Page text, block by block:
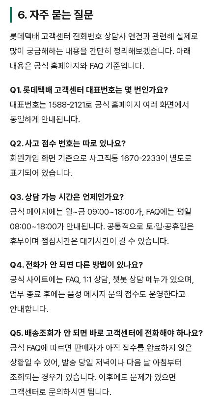
6. 자주 묻는 질문
롯데택배 고객센터 전화번호 상담사 연결과 관련해 실제로
많이 궁금해하는 내용을 간단히 정리해보겠습니다. 아래
내용은 공식 홈페이지와 FAQ 기준입니다.
Q1. 롯데택배 고객센터 대표번호는 몇 번인가요?
대표번호는 1588-2121로 공식 홈페이지 여러 화면에서
동일하게 안내됩니다.
Q2. 사고 접수 번호는 따로 있나요?
회원가입 화면 기준으로 사고직통 1670-2233이 별도로
표기되어 있습니다.
Q3. 상담 가능 시간은 언제인가요?
공식 페이지에는 월~금 09:00~18:00가, FAQ에는 평일
08:00~18:00가 안내됩니다. 공통적으로 토·일·공휴일은
휴무이며 점심시간은 대기시간이 길 수 있습니다.
Q4. 전화가 안 되면 다른 방법이 있나요?
공식 사이트에는 FAQ, 1:1 상담, 챗봇 상담 메뉴가 있으며,
업무 종료 후에는 음성 메시지 문의 접수도 운영한다고
안내합니다.
Q5. 배송조회가 안 되면 바로 고객센터에 전화해야 하나요?
공식 FAQ에 따르면 판매자가 아직 접수를 완료하지 않은
상황일 수 있어, 발송 당일 저녁이나 다음 날 아침부터
조회되는 경우가 있습니다. 이후에도 문제가 있으면
고객센터로 문의하시면 됩니다.